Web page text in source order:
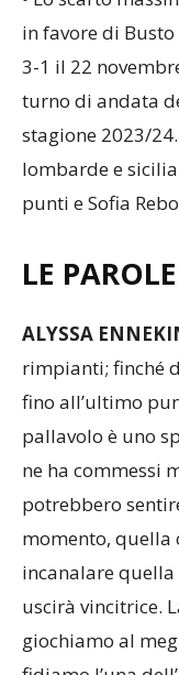
in favore di
turno di andata
stagione 2023/
punti e Sofia
LE
rimpianti; finché
fino all’ultimo
pallavolo è uno
ne ha commessi
potrebbero
momento, quella
incanalare
giochiamo al